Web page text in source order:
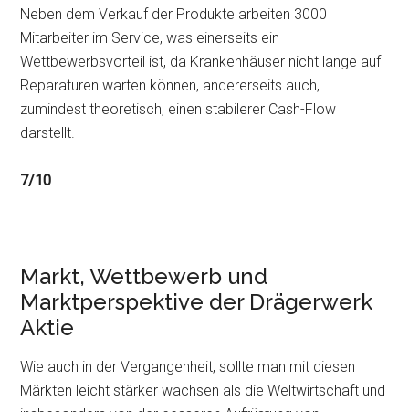
Neben dem Verkauf der Produkte arbeiten 3000
Mitarbeiter im Service, was einerseits ein
Wettbewerbsvorteil ist, da Krankenhäuser nicht lange auf
Reparaturen warten können, andererseits auch,
zumindest theoretisch, einen stabilerer Cash-Flow
darstellt.
7/10
Markt, Wettbewerb und
Marktperspektive der Drägerwerk
Aktie
Wie auch in der Vergangenheit, sollte man mit diesen
Märkten leicht stärker wachsen als die Weltwirtschaft und